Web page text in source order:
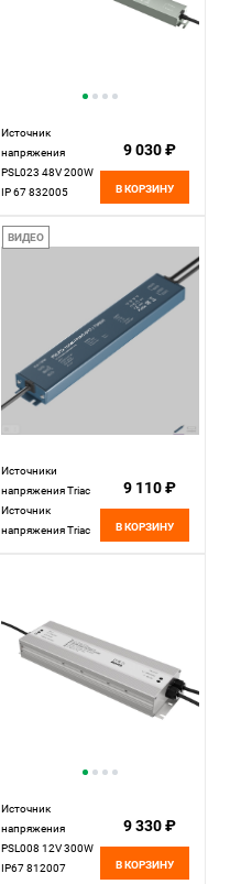
Источник
напряжения
PSL023 48V 200W
IP 67 832005
9 030 ₽
В КОРЗИНУ
ВИДЕО
Источники
напряжения Triac
Источник
напряжения Triac
9 110 ₽
В КОРЗИНУ
Источник
напряжения
PSL008 12V 300W
IP67 812007
9 330 ₽
В КОРЗИНУ